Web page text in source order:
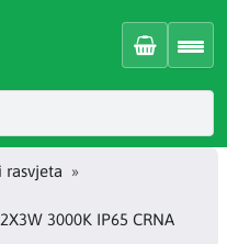
rasvjeta
2X3W 3000K IP65 CRNA